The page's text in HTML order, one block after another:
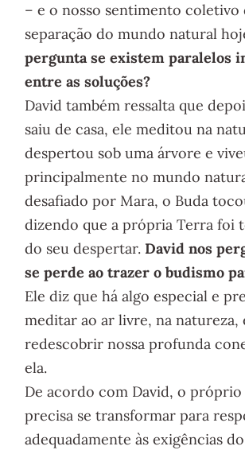
– e o nosso sentimento coletivo
separação do mundo natural
pergunta se existem paralelos
entre as soluções?
David também ressalta que
saiu de casa, ele meditou na
despertou sob uma árvore e
principalmente no mundo
desafiado por Mara, o Buda
dizendo que a própria Terra foi
do seu despertar. David nos
se perde ao trazer o budismo
Ele diz que há algo especial e
meditar ao ar livre, na natureza,
redescobrir nossa profunda
ela.
De acordo com David, o próprio
precisa se transformar para
adequadamente às exigências